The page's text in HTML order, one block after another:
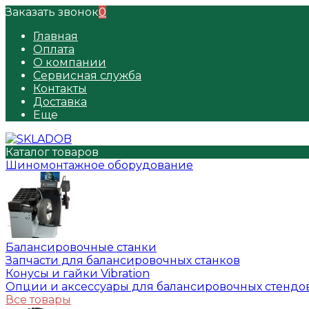
Заказать звонок0
Главная
Оплата
О компании
Сервисная служба
Контакты
Доставка
Еще
Каталог товаров
Шиномонтажное оборудование
Балансировочные станки
Запчасти для балансировочных станков
Конусы и гайки Vibration
Опции и аксессуары для балансировочных
Все товары